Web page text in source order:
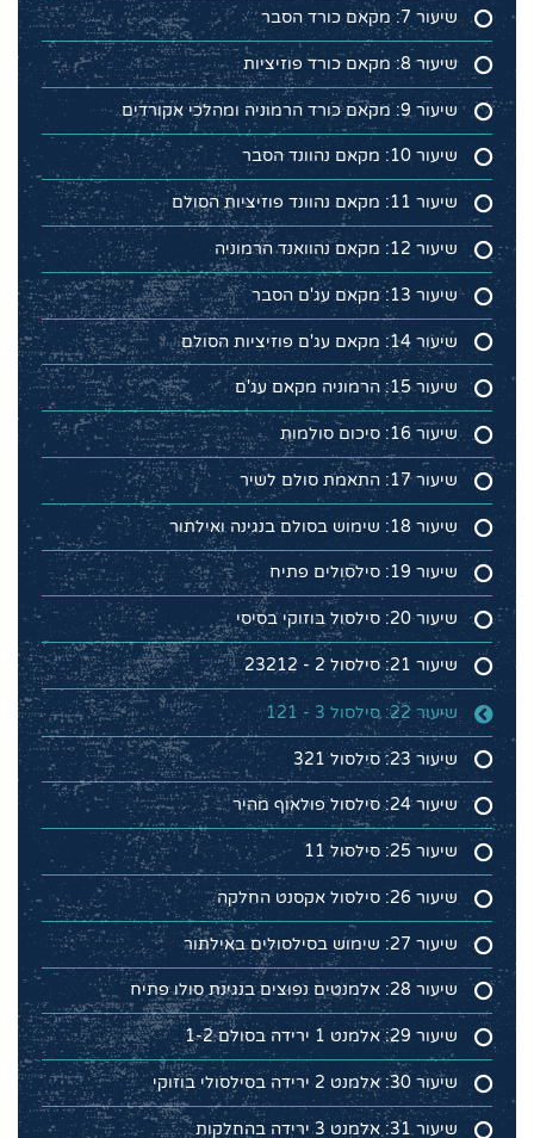
שיעור 7: מקאם כורד הסבר
שיעור 8: מקאם כורד פוזיציות
שיעור 9: מקאם כורד הרמוניה ומהלכי אקורדים
שיעור 10: מקאם נהוונד הסבר
שיעור 11: מקאם נהוונד פוזיציות הסולם
שיעור 12: מקאם נהוואנד הרמוניה
שיעור 13: מקאם עג'ם הסבר
שיעור 14: מקאם עג'ם פוזיציות הסולם
שיעור 15: הרמוניה מקאם עג'ם
שיעור 16: סיכום סולמות
שיעור 17: התאמת סולם לשיר
שיעור 18: שימוש בסולם בנגינה ואילתור
שיעור 19: סילסולים פתיח
שיעור 20: סילסול בוזוקי בסיסי
שיעור 21: סילסול 2 - 23212
שיעור 22: סילסול 3 - 121
שיעור 23: סילסול 321
שיעור 24: סילסול פולאוף מהיר
שיעור 25: סילסול 11
שיעור 26: סילסול אקסנט החלקה
שיעור 27: שימוש בסילסולים באילתור
שיעור 28: אלמנטים נפוצים בנגינת סולו פתיח
שיעור 29: אלמנט 1 ירידה בסולם 1-2
שיעור 30: אלמנט 2 ירידה בסילסולי בוזוקי
שיעור 31: אלמנט 3 ירידה בהחלקות